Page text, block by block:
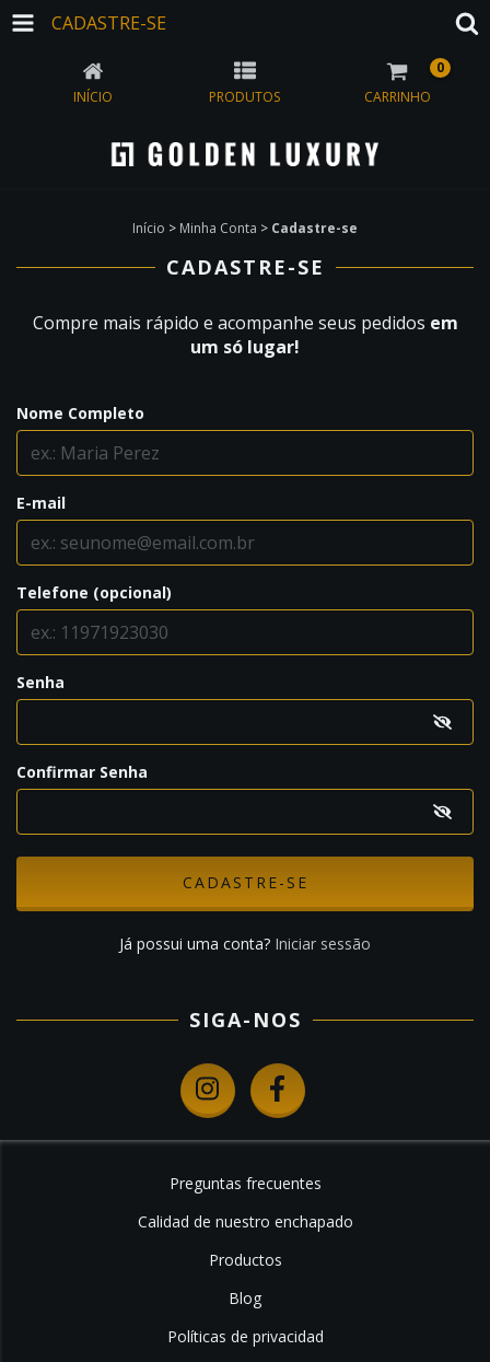
CADASTRE-SE
INÍCIO PRODUTOS CARRINHO
0
Início > Minha Conta > Cadastre-se
CADASTRE-SE
Compre mais rápido e acompanhe seus pedidos em
um só lugar!
Nome Completo
E-mail
Telefone (opcional)
Senha
Confirmar Senha
Já possui uma conta? Iniciar sessão
SIGA-NOS
Preguntas frecuentes
Calidad de nuestro enchapado
Productos
Blog
Políticas de privacidad